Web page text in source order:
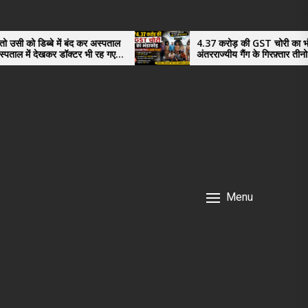
डिब्बे में बंद कर अस्पताल
देखकर डॉक्टर भी रह गए
4.37 करोड़ की GST चोरी का भंडाफोड़,
अंतरराज्यीय गैंग के गिरफ़्तार तीनो
नगर के, साइबर ठगी छोड़ अपनाया नया
Menu